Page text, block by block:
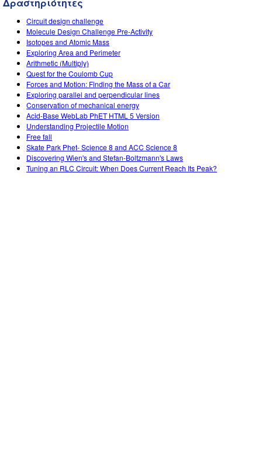
Teaching with PhET
DEIB in STEM Ed
SceneryStack OSE
Impact Report
Circuit design challenge
Molecule Design Challenge Pre-Activity
Isotopes and Atomic Mass
Exploring Area and Perimeter
Arithmetic (Multiply)
Quest for the Coulomb Cup
Forces and Motion: Finding the Mass of a Car
Exploring parallel and perpendicular lines
Conservation of mechanical energy
Acid-Base WebLab PhET HTML 5 Version
Understanding Projectile Motion
Free fall
Skate Park Phet- Science 8 and ACC Science 8
Discovering Wien's and Stefan-Boltzmann's Laws
Tuning an RLC Circuit: When Does Current Reach Its Peak?